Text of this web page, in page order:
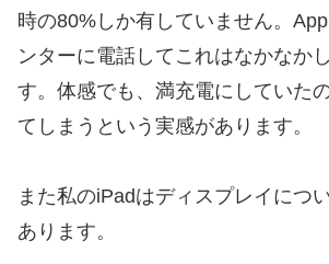
時の80%しか有していません。
ンターに電話してこれはなかなか
す。体感でも、満充電にしていた
てしまうという実感があります。
また私のiPadはディスプレイにつ
あります。